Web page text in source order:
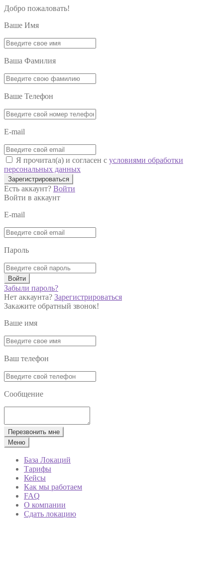
Добро пожаловать!
Ваше Имя
Ваша Фамилия
Ваше Телефон
E-mail
Я прочитал(а) и согласен с условиями обработки
персональных данных
Зарегистрироваться
Есть аккаунт? Войти
Войти в аккаунт
E-mail
Пароль
Войти
Забыли пароль?
Нет аккаунта? Зарегистрироваться
Закажите обратный звонок!
Ваше имя
Ваш телефон
Сообщение
Перезвонить мне
Меню
База Локаций
Тарифы
Кейсы
Как мы работаем
FAQ
О компании
Сдать локацию